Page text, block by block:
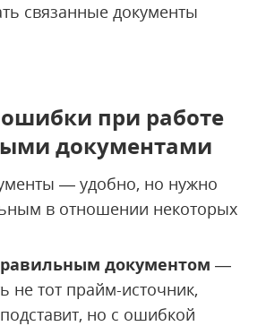
связанные документы
при работе
документами
— удобно, но нужно
в отношении некоторых
документом —
не тот прайм-источник,
но с ошибкой